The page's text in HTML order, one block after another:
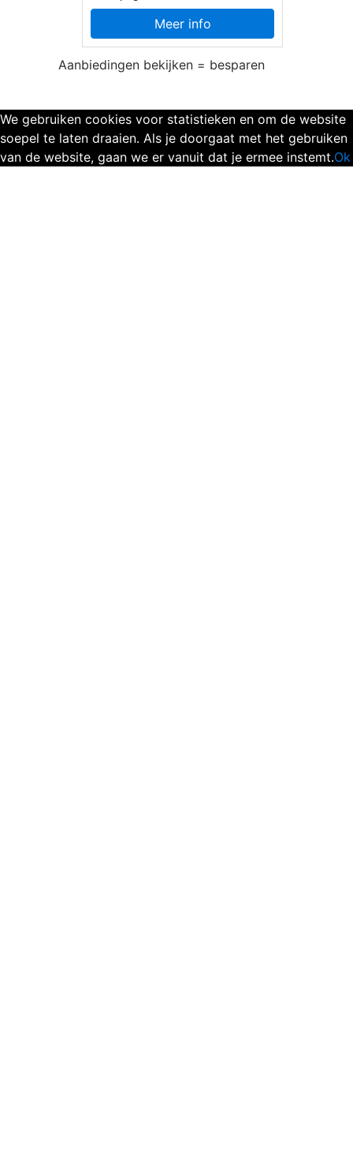
Meer info
Aanbiedingen bekijken = besparen
We gebruiken cookies voor statistieken en om de website
soepel te laten draaien. Als je doorgaat met het gebruiken
van de website, gaan we er vanuit dat je ermee instemt.Ok